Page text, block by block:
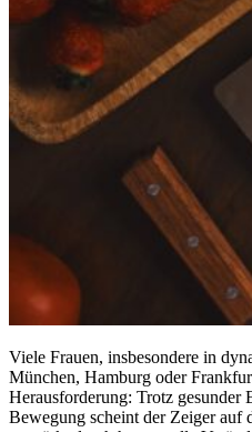
Viele Frauen, insbesondere in
München, Hamburg oder
Herausforderung: Trotz gesunder
Bewegung scheint der Zeiger auf